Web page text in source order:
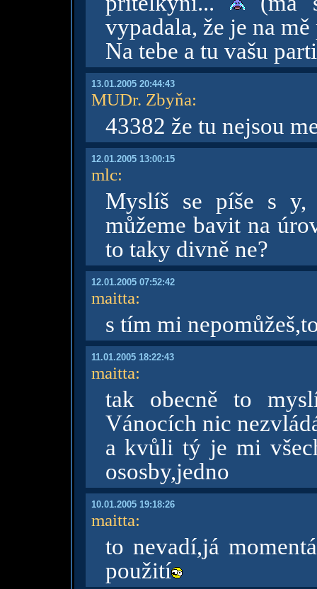
vypadala, že je na
Na tebe a tu vašu
13.01.2005 20:44:43
MUDr. Zbyňa:
43382 že tu nejsou
12.01.2005 13:00:15
mlc:
Myslíš se píše s y,
můžeme bavit na
to taky divně ne?
12.01.2005 07:52:42
maitta:
s tím mi
11.01.2005 18:22:43
maitta:
tak obecně to
Vánocích nic
a kvůli tý je mi
ososby,jedno
10.01.2005 19:18:26
maitta:
to nevadí,já
použití